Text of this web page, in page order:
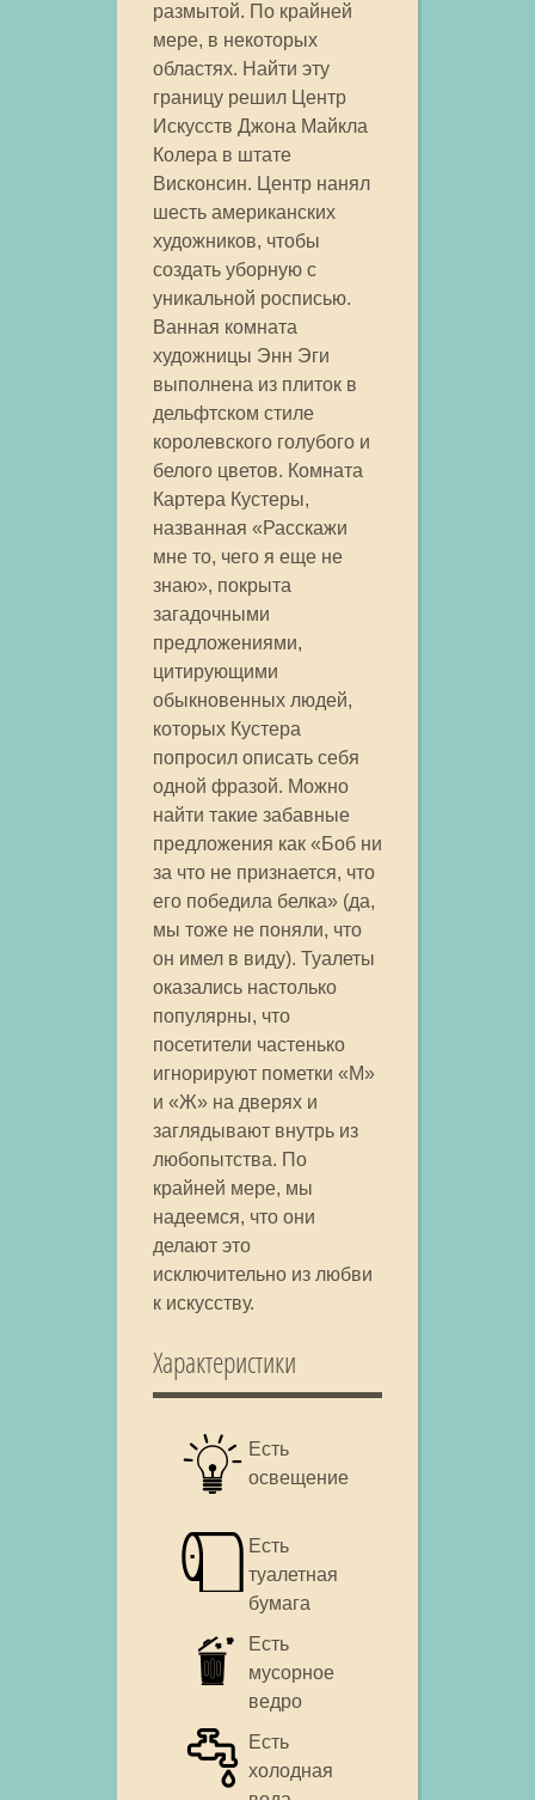
размытой. По крайней
мере, в некоторых
областях. Найти эту
границу решил Центр
Искусств Джона Майкла
Колера в штате
Висконсин. Центр нанял
шесть американских
художников, чтобы
создать уборную с
уникальной росписью.
Ванная комната
художницы Энн Эги
выполнена из плиток в
дельфтском стиле
королевского голубого и
белого цветов. Комната
Картера Кустеры,
названная «Расскажи
мне то, чего я еще не
знаю», покрыта
загадочными
предложениями,
цитирующими
обыкновенных людей,
которых Кустера
попросил описать себя
одной фразой. Можно
найти такие забавные
предложения как «Боб ни
за что не признается, что
его победила белка» (да,
мы тоже не поняли, что
он имел в виду). Туалеты
оказались настолько
популярны, что
посетители частенько
игнорируют пометки «М»
и «Ж» на дверях и
заглядывают внутрь из
любопытства. По
крайней мере, мы
надеемся, что они
делают это
исключительно из любви
к искусству.
Характеристики
Есть
освещение
Есть
туалетная
бумага
Есть
мусорное
ведро
Есть
холодная